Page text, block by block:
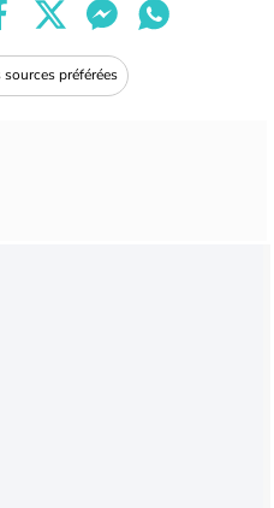
préférées